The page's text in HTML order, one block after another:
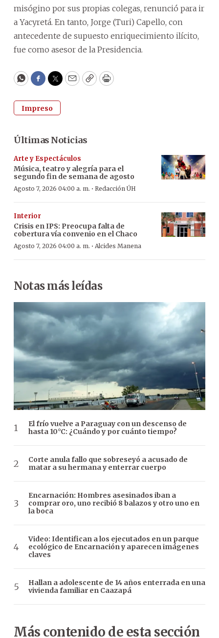
misógino por sus propias colegas, renunció para ir
a Yacyretá. En tanto, Jorge (Turi) Capello, con
antecedente de supuesto enriquecimiento ilícito,
fue como asesor de la Presidencia.
WhatsApp
Facebook
Twitter
EmailCopyPrint
Impreso
Últimas Noticias
Arte y Espectáculos
Música, teatro y alegría para el
segundo fin de semana de agosto
Agosto 7, 2026 04:00 a. m. · Redacción ÚH
Interior
Crisis en IPS: Preocupa falta de
cobertura vía convenio en el Chaco
Agosto 7, 2026 04:00 a. m. · Alcides Manena
Notas más leídas
El frío vuelve a Paraguay con un descenso de
hasta 10°C: ¿Cuándo y por cuánto tiempo?
Corte anula fallo que sobreseyó a acusado de
matar a su hermana y enterrar cuerpo
Encarnación: Hombres asesinados iban a
comprar oro, uno recibió 8 balazos y otro uno en
la boca
Video: Identifican a los ejecutados en un parque
ecológico de Encarnación y aparecen imágenes
claves
Hallan a adolescente de 14 años enterrada en una
vivienda familiar en Caazapá
Más contenido de esta sección